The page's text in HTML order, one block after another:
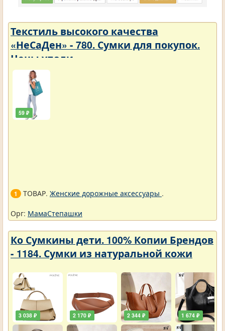
Текстиль высокого качества
«НеСаДен» - 780. Сумки для покупок.
Цены упали
59 ₽
1 ТОВАР. Женские дорожные аксессуары .
Орг: МамаСтепашки
Ко Сумкины дети. 100% Копии Брендов
- 1184. Сумки из натуральной кожи
3 038 ₽ 2 170 ₽ 2 344 ₽ 1 674 ₽